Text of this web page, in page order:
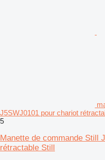
J5SWJ0101 pour chariot
5
Manette de commande Still
rétractable Still